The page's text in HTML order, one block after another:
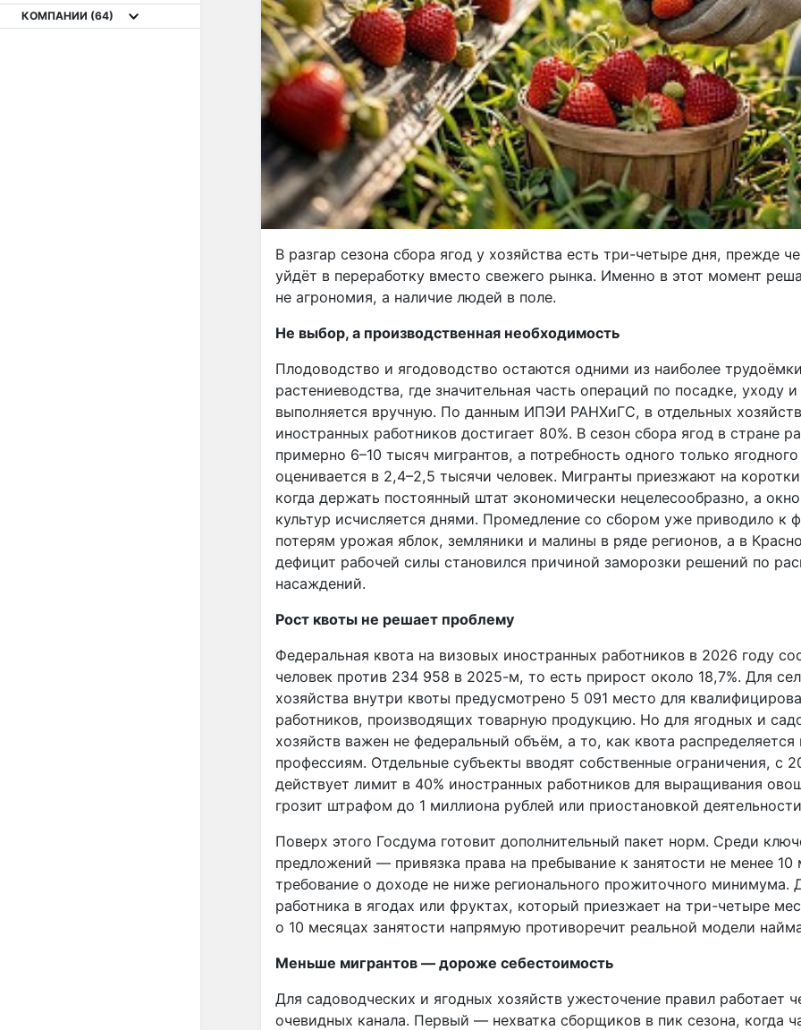
КОМПАНИИ (64)
В разгар сезона сбора ягод у хозяйства есть три-четыре дня, прежде
уйдёт в переработку вместо свежего рынка. Именно в этот момент
не агрономия, а наличие людей в поле.
Не выбор, а производственная необходимость
Плодоводство и ягодоводство остаются одними из наиболее
растениеводства, где значительная часть операций по посадке, уходу
выполняется вручную. По данным ИПЭИ РАНХиГС, в отдельных
иностранных работников достигает 80%. В сезон сбора ягод в стране
примерно 6–10 тысяч мигрантов, а потребность одного только
оценивается в 2,4–2,5 тысячи человек. Мигранты приезжают на
когда держать постоянный штат экономически нецелесообразно, а
культур исчисляется днями. Промедление со сбором уже приводило к
потерям урожая яблок, земляники и малины в ряде регионов, а в
дефицит рабочей силы становился причиной заморозки решений по
насаждений.
Рост квоты не решает проблему
Федеральная квота на визовых иностранных работников в 2026 году
человек против 234 958 в 2025-м, то есть прирост около 18,7%. Для
хозяйства внутри квоты предусмотрено 5 091 место для
работников, производящих товарную продукцию. Но для ягодных и
хозяйств важен не федеральный объём, а то, как квота распределяется
профессиям. Отдельные субъекты вводят собственные ограничения, с
действует лимит в 40% иностранных работников для выращивания
грозит штрафом до 1 миллиона рублей или приостановкой
Поверх этого Госдума готовит дополнительный пакет норм. Среди
предложений — привязка права на пребывание к занятости не менее 10
требование о доходе не ниже регионального прожиточного минимума.
работника в ягодах или фруктах, который приезжает на три-четыре
о 10 месяцах занятости напрямую противоречит реальной модели
Меньше мигрантов — дороже себестоимость
Для садоводческих и ягодных хозяйств ужесточение правил работает
очевидных канала. Первый — нехватка сборщиков в пик сезона, когда